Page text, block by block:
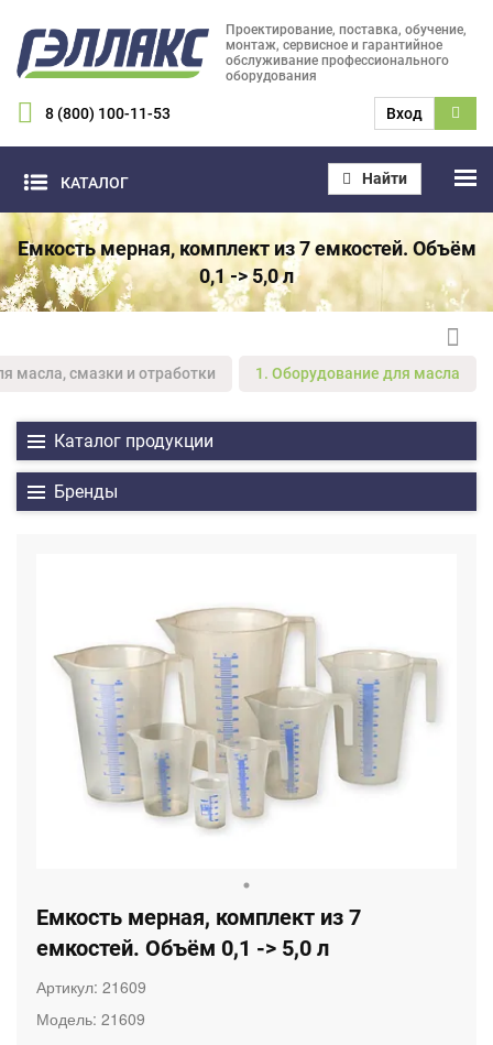
Проектирование, поставка, обучение,
монтаж, сервисное и гарантийное
обслуживание профессионального
оборудования
8 (800) 100-11-53 Вход
КАТАЛОГ Найти
Емкость мерная, комплект из 7 емкостей. Объём
0,1 -> 5,0 л
масла, смазки и отработки 1. Оборудование для масла
Каталог продукции
Бренды
Емкость мерная, комплект из 7
емкостей. Объём 0,1 -> 5,0 л
Артикул: 21609
Модель: 21609